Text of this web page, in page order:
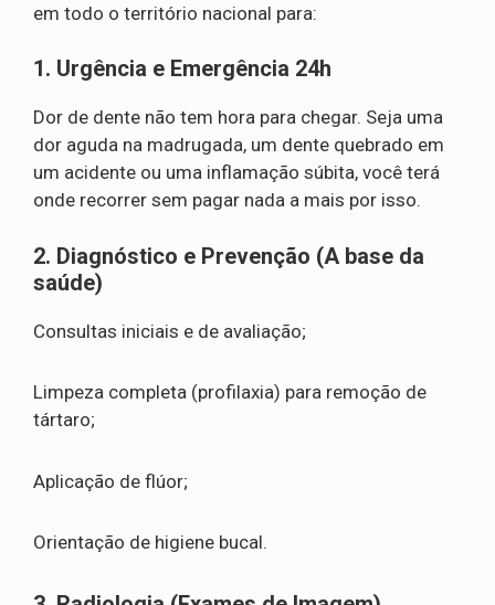
em todo o território nacional para:
1. Urgência e Emergência 24h
Dor de dente não tem hora para chegar. Seja uma
dor aguda na madrugada, um dente quebrado em
um acidente ou uma inflamação súbita, você terá
onde recorrer sem pagar nada a mais por isso.
2. Diagnóstico e Prevenção (A base da
saúde)
Consultas iniciais e de avaliação;
Limpeza completa (profilaxia) para remoção de
tártaro;
Aplicação de flúor;
Orientação de higiene bucal.